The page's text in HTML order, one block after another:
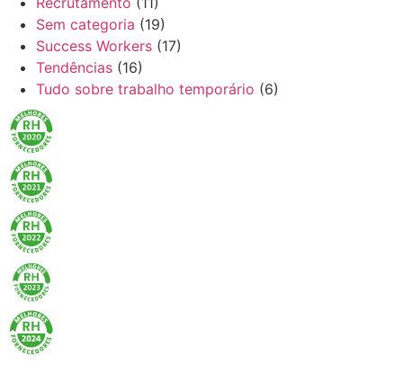
Sem categoria (19)
Success Workers (17)
Tendências (16)
Tudo sobre trabalho temporário (6)